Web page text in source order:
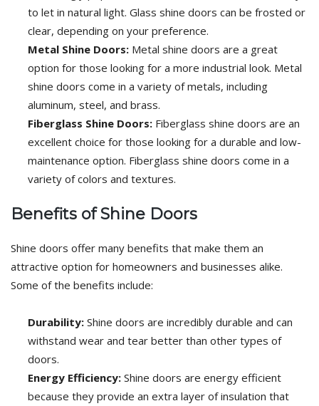
to let in natural light. Glass shine doors can be frosted or
clear, depending on your preference.
Metal Shine Doors: Metal shine doors are a great
option for those looking for a more industrial look. Metal
shine doors come in a variety of metals, including
aluminum, steel, and brass.
Fiberglass Shine Doors: Fiberglass shine doors are an
excellent choice for those looking for a durable and low-
maintenance option. Fiberglass shine doors come in a
variety of colors and textures.
Benefits of Shine Doors
Shine doors offer many benefits that make them an
attractive option for homeowners and businesses alike.
Some of the benefits include:
Durability: Shine doors are incredibly durable and can
withstand wear and tear better than other types of
doors.
Energy Efficiency: Shine doors are energy efficient
because they provide an extra layer of insulation that